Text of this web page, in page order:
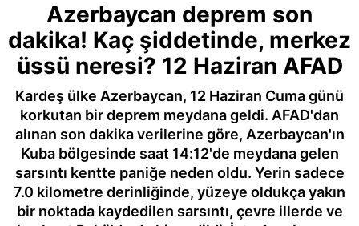
Azerbaycan deprem son
dakika! Kaç şiddetinde, merkez
üssü neresi? 12 Haziran AFAD
Kardeş ülke Azerbaycan, 12 Haziran Cuma günü
korkutan bir deprem meydana geldi. AFAD'dan
alınan son dakika verilerine göre, Azerbaycan'ın
Kuba bölgesinde saat 14:12'de meydana gelen
sarsıntı kentte paniğe neden oldu. Yerin sadece
7.0 kilometre derinliğinde, yüzeye oldukça yakın
bir noktada kaydedilen sarsıntı, çevre illerde ve